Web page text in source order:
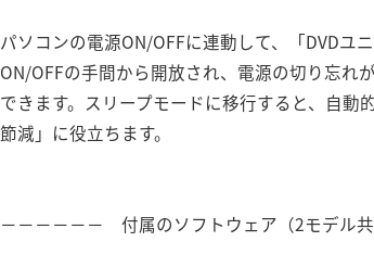
パソコンの電源ON/OFFに連動して、「DVDユ
ON/OFFの手間から開放され、電源の切り忘れ
できます。スリープモードに移行すると、自動
節減」に役立ちます。
－－－－－－ 付属のソフトウェア（2モデル